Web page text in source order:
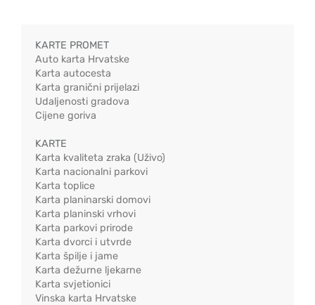
KARTE PROMET
Auto karta Hrvatske
Karta autocesta
Karta granični prijelazi
Udaljenosti gradova
Cijene goriva
KARTE
Karta kvaliteta zraka (Uživo)
Karta nacionalni parkovi
Karta toplice
Karta planinarski domovi
Karta planinski vrhovi
Karta parkovi prirode
Karta dvorci i utvrde
Karta špilje i jame
Karta dežurne ljekarne
Karta svjetionici
Vinska karta Hrvatske